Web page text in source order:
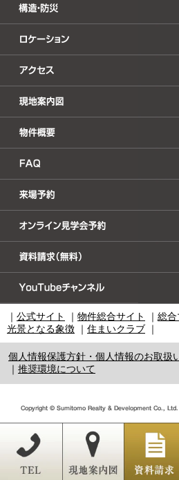
｜ 公式サイト ｜ 物件総合サイト ｜ 総合
光景となる象徴 ｜ 住まいクラブ ｜
個人情報保護方針・個人情報のお取扱
｜ 推奨環境について